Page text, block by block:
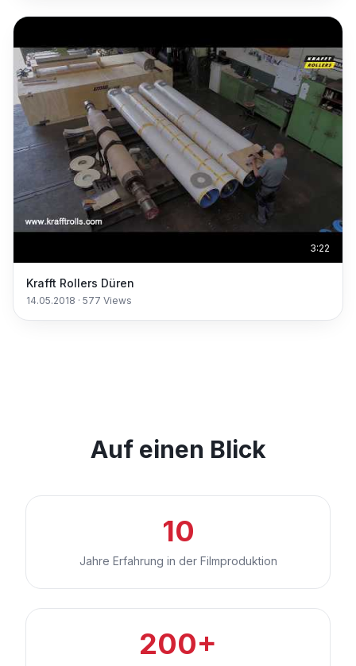
3:22
Krafft Rollers Düren
14.05.2018 · 577 Views
Auf einen Blick
10
Jahre Erfahrung in der Filmproduktion
200+